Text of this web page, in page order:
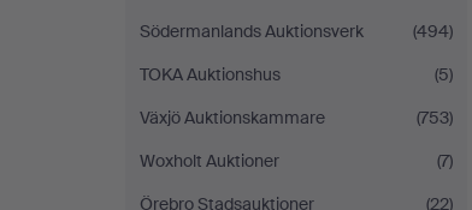
Södermanlands Auktionsverk
(494)
TOKA Auktionshus
(5)
Växjö Auktionskammare
(753)
Woxholt Auktioner
(7)
Örebro Stadsauktioner
(22)